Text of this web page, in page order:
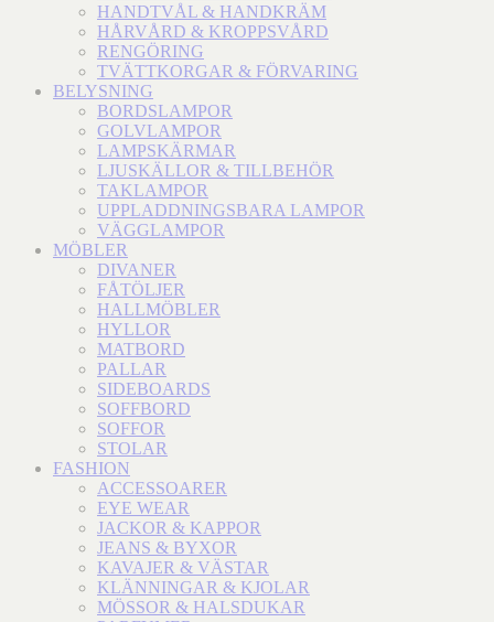
HANDTVÅL & HANDKRÄM
HÅRVÅRD & KROPPSVÅRD
RENGÖRING
TVÄTTKORGAR & FÖRVARING
BELYSNING
BORDSLAMPOR
GOLVLAMPOR
LAMPSKÄRMAR
LJUSKÄLLOR & TILLBEHÖR
TAKLAMPOR
UPPLADDNINGSBARA LAMPOR
VÄGGLAMPOR
MÖBLER
DIVANER
FÅTÖLJER
HALLMÖBLER
HYLLOR
MATBORD
PALLAR
SIDEBOARDS
SOFFBORD
SOFFOR
STOLAR
FASHION
ACCESSOARER
EYE WEAR
JACKOR & KAPPOR
JEANS & BYXOR
KAVAJER & VÄSTAR
KLÄNNINGAR & KJOLAR
MÖSSOR & HALSDUKAR